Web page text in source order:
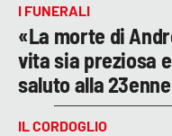
I FUNERALI
«La morte di
vita sia preziosa
saluto alla
IL CORDOGLIO